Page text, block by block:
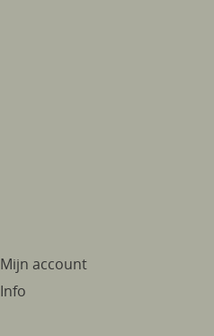
Mijn account
Info